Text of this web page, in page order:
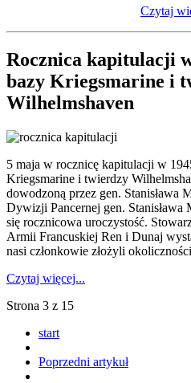
Czytaj
Rocznica kapitulacji
bazy Kriegsmarine i
Wilhelmshaven
5 maja w rocznicę kapitulacji w
Kriegsmarine i twierdzy
dowodzoną przez gen. Stanisława
Dywizji Pancernej gen. Stanisława
się rocznicowa uroczystość.
Armii Francuskiej Ren i Dunaj
nasi członkowie złożyli
Czytaj więcej...
Strona 3 z 15
start
Poprzedni artykuł